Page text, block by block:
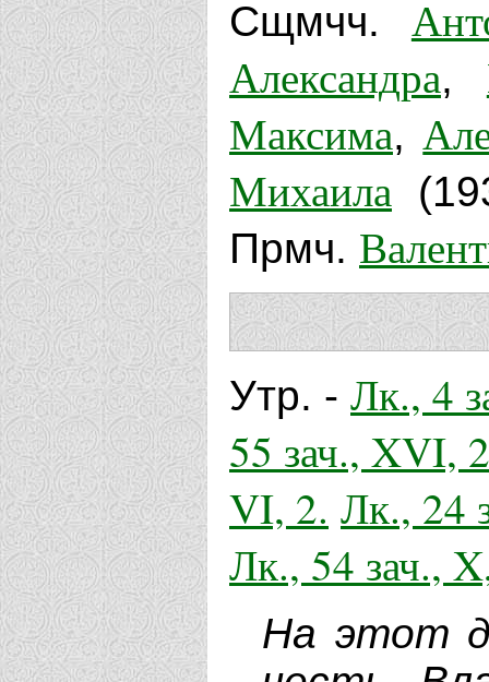
Сщмчч.
Александра,
Максима,
Михаила
Прмч.
Утр. - Лк., 4
55 зач., XVI,
VI, 2. Лк., 24
Лк., 54 зач.,
На этот